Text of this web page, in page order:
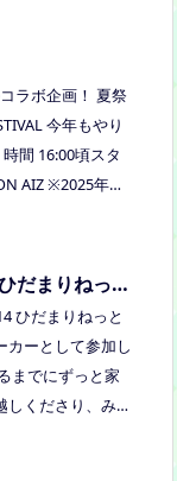
ょう！ 事前に
日時：8月29日
ールの保護者と
※お子さまお一人
。必ず保護者の方
員に達し次第締
す。 参加費：中
ラボ企画！ 夏祭
今年もやり
間 16:00頃スタ
AIZ ※2025年の
だまりねっと
ひだまりねっと
カーとして参加し
までにずっと家
くださり、みん